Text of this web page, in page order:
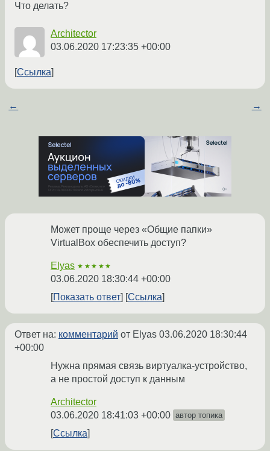
Что делать?
Architector
03.06.2020 17:23:35 +00:00
Ссылка
← →
Может проще через «Общие папки»
VirtualBox обеспечить доступ?
Elyas ★★★★★
03.06.2020 18:30:44 +00:00
Показать ответ
Ссылка
Ответ на: комментарий от Elyas 03.06.2020 18:30:44
+00:00
Нужна прямая связь виртуалка-устройство,
а не простой доступ к данным
Architector
03.06.2020 18:41:03 +00:00 автор топика
Ссылка